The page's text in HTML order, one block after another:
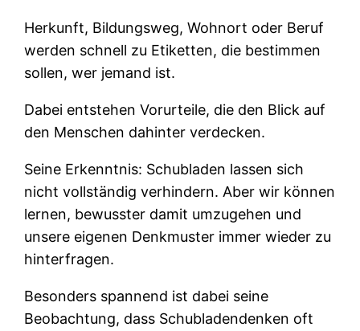
Herkunft, Bildungsweg, Wohnort oder Beruf
werden schnell zu Etiketten, die bestimmen
sollen, wer jemand ist.
Dabei entstehen Vorurteile, die den Blick auf
den Menschen dahinter verdecken.
Seine Erkenntnis: Schubladen lassen sich
nicht vollständig verhindern. Aber wir können
lernen, bewusster damit umzugehen und
unsere eigenen Denkmuster immer wieder zu
hinterfragen.
Besonders spannend ist dabei seine
Beobachtung, dass Schubladendenken oft